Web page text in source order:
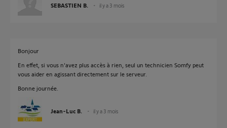
SEBASTIEN B. il y a 3 mois
Bonjour
En effet, si vous n'avez plus accès à rien, seul un technicien Somfy peut
vous aider en agissant directement sur le serveur.
Bonne journée.
Jean-Luc B. il y a 3 mois